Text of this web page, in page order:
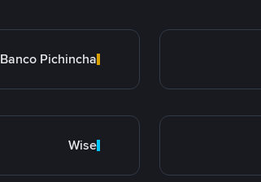
Banco Pichincha
Wise